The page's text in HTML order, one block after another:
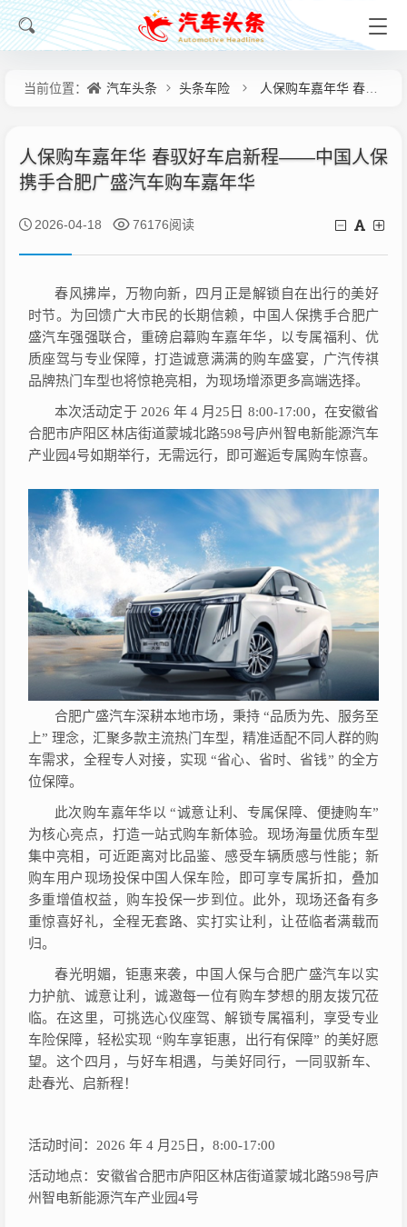
当前位置： 汽车头条 头条车险 人保购车嘉年华 春驭好车启新程——中国人保携手合肥广盛汽车购车嘉年华
人保购车嘉年华 春驭好车启新程——中国人保
携手合肥广盛汽车购车嘉年华
2026-04-18 76176阅读
春风拂岸，万物向新，四月正是解锁自在出行的美好
时节。为回馈广大市民的长期信赖，中国人保携手合肥广
盛汽车强强联合，重磅启幕购车嘉年华，以专属福利、优
质座驾与专业保障，打造诚意满满的购车盛宴，广汽传祺
品牌热门车型也将惊艳亮相，为现场增添更多高端选择。
本次活动定于 2026 年 4 月25日 8:00-17:00，在安徽省
合肥市庐阳区林店街道蒙城北路598号庐州智电新能源汽车
产业园4号如期举行，无需远行，即可邂逅专属购车惊喜。
合肥广盛汽车深耕本地市场，秉持 “品质为先、服务至
上” 理念，汇聚多款主流热门车型，精准适配不同人群的购
车需求，全程专人对接，实现 “省心、省时、省钱” 的全方
位保障。
此次购车嘉年华以 “诚意让利、专属保障、便捷购车”
为核心亮点，打造一站式购车新体验。现场海量优质车型
集中亮相，可近距离对比品鉴、感受车辆质感与性能；新
购车用户现场投保中国人保车险，即可享专属折扣，叠加
多重增值权益，购车投保一步到位。此外，现场还备有多
重惊喜好礼，全程无套路、实打实让利，让莅临者满载而
归。
春光明媚，钜惠来袭，中国人保与合肥广盛汽车以实
力护航、诚意让利，诚邀每一位有购车梦想的朋友拨冗莅
临。在这里，可挑选心仪座驾、解锁专属福利，享受专业
车险保障，轻松实现 “购车享钜惠，出行有保障” 的美好愿
望。这个四月，与好车相遇，与美好同行，一同驭新车、
赴春光、启新程！
活动时间： 2026 年 4 月25日，8:00-17:00
活动地点：安徽省合肥市庐阳区林店街道蒙城北路598号庐
州智电新能源汽车产业园4号